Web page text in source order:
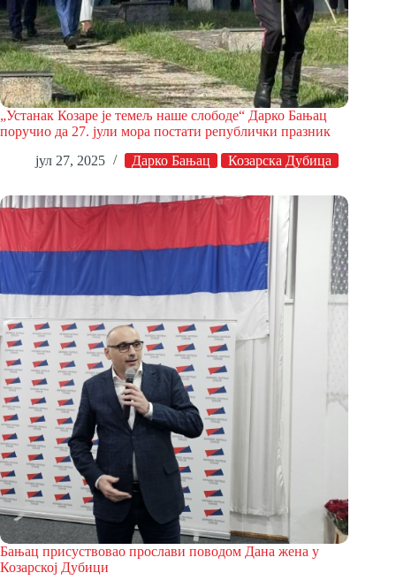
„Устанак Козаре је темељ наше слободе“ Дарко Бањац
поручио да 27. јули мора постати републички празник
јул 27, 2025
Дарко Бањац Козарска Дубица
Бањац присуствовао прослави поводом Дана жена у
Козарској Дубици